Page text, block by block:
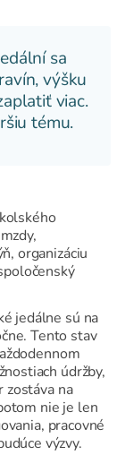
sa
výšku
viac.
tému.
organizáciu
jedálne sú na
Tento stav
údržby,
na
nie je len
pracovné
výzvy.